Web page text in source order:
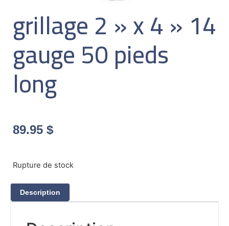
grillage 2 » x 4 » 14
gauge 50 pieds
long
89.95 $
Rupture de stock
Description